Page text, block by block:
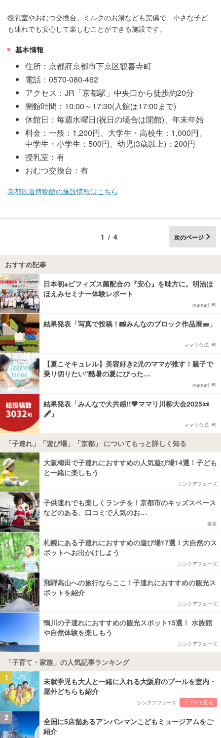
授乳室やおむつ交換台、ミルクのお湯なども完備で、小さな子ど
も連れでも安心して楽しむことができる施設です。
基本情報
住所：京都府京都市下京区観喜寺町
電話：0570-080-462
アクセス：JR「京都駅」中央口から徒歩約20分
開館時間：10:00～17:30(入館は17:00まで)
休館日：毎週水曜日(祝日の場合は開館)、年末年始
料金：一般：1,200円、大学生・高校生：1,000円、
中学生・小学生：500円、幼児(3歳以上)：200円
授乳室：有
おむつ交換台：有
京都鉄道博物館の施設情報はこちら
1/4 次のページ
おすすめ記事
日本初※ビフィズス菌配合の『安心』を味方に。明治ほ
ほえみセミナー体験レポート
mamari
結果発表「写真で投稿！📸みんなのブロック作品展🧱」
ママリ公式
【夏こそキュレル】美容好き2児のママが推す！親子で
乗り切りたい“酷暑の夏にぴった…
mamari
結果発表「みんなで大共感!!💖ママリ川柳大会2025📜
🖋️」
ママリ公式
「子連れ」「遊び場」「京都」 についてもっと詳しく知る
大阪梅田で子連れにおすすめの人気遊び場14選！子ども
と一緒に楽しもう
シンクアフェーズ
子供連れでも楽しくランチを！京都市のキッズスペース
などのある、口コミで人気のお…
翠香
札幌にある子連れにおすすめの遊び場17選！大自然のス
ポットへお出かけしよう
シンクアフェーズ
飛騨高山への旅行ならここ！子連れにおすすめの観光ス
ポットを紹介
シンクアフェーズ
鴨川の子連れにおすすめの観光スポット15選！ 水族館
や自然体験を楽しもう
シンクアフェーズ
「子育て・家族」の人気記事ランキング
1
未就学児も大人と一緒に入れる大阪府のプールを室内・
屋外どちらも紹介
シンクアフェーズ アプリで見る
2
全国に5店舗あるアンパンマンこどもミュージアムをご
紹介